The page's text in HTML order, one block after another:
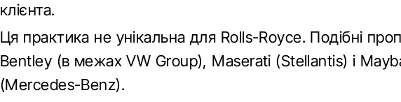
клієнта.
Ця практика не унікальна для Rolls-Royce. Подібні
Bentley (в межах VW Group), Maserati (Stellantis) і
(Mercedes-Benz).